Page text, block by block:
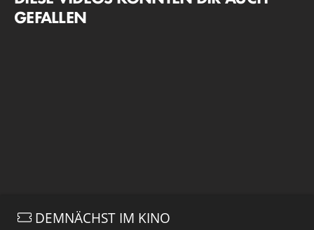
GEFALLEN
DEMNÄCHST IM KINO